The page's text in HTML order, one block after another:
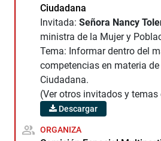
Ciudadana
Invitada: Señora Nancy
ministra de la Mujer y
Tema: Informar dentro del
competencias en materia
Ciudadana.
(Ver otros invitados y temas
Descargar
ORGANIZA